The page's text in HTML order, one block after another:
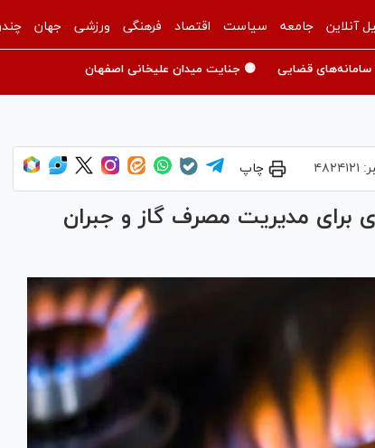
آنلاین جامعه سیاست اقتصاد فرهنگی ورزشی جهان
سامانه‌های قضایی 🟡 جنایت میدان علیخانی اصفهان
۴۸۲۴۱۲۱ چاپ
برای مدیریت مصرف گاز و جبران